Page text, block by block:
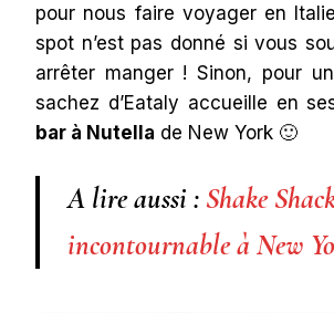
pour nous faire voyager en
spot n’est pas donné si vous
arrêter manger ! Sinon, pour
sachez d’Eataly accueille en
bar à Nutella de New York 🙂
A lire aussi : Shake
incontournable à New